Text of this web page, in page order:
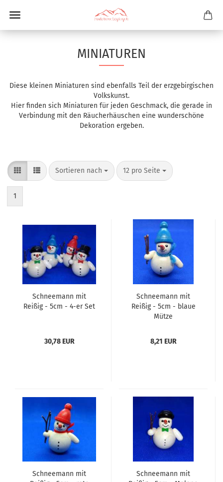
MINIATUREN
Diese kleinen Miniaturen sind ebenfalls Teil der erzgebirgischen
Volkskunst.
Hier finden sich Miniaturen für jeden Geschmack, die gerade in
Verbindung mit den Räucherhäuschen eine wunderschöne
Dekoration ergeben.
Sortieren nach 12 pro Seite
1
Schneemann mit
Reißig - 5cm - 4-er Set
30,78 EUR
Schneemann mit
Reißig - 5cm - blaue
Mütze
8,21 EUR
Schneemann mit
Schneemann mit